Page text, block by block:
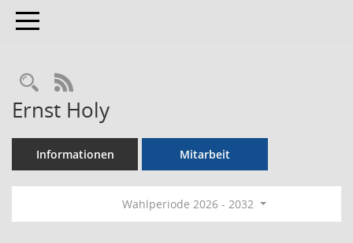
Toggle navigation
Rechercheauswahl
RSS-Feed
Ernst Holy
Informationen Mitarbeit
Wahlperiode 2026 - 2032